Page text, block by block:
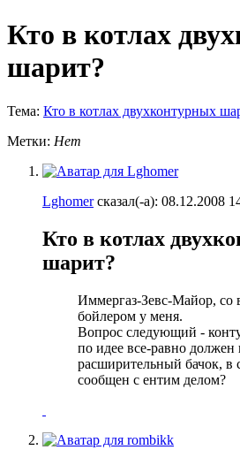
Кто в котлах
шарит?
Тема: Кто в котлах двухконтурных
Метки: Нет
Lghomerсказал(-а): 08.12.2008
Кто в котлах
шарит?
Иммергаз-Зевс-Майор, со
бойлером у меня.
Вопрос следующий -
по идее все-равно должен
расширительный бачок, в
сообщен с ентим делом?